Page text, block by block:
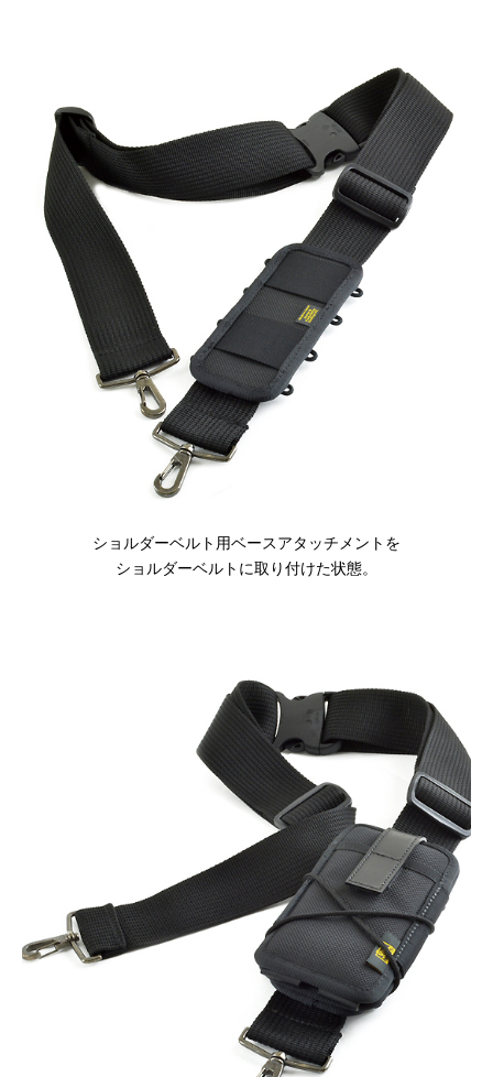
ショルダーベルト用ベースアタッチメントを
ショルダーベルトに取り付けた状態。